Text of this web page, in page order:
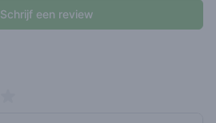
Schrijf een review